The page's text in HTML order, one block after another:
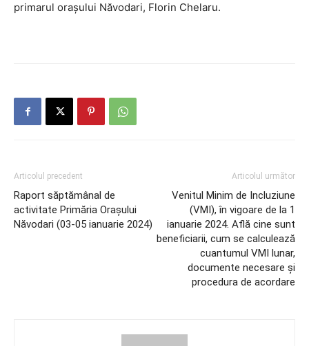
primarul orașului Năvodari, Florin Chelaru.
Articolul precedent
Raport săptămânal de
activitate Primăria Orașului
Năvodari (03-05 ianuarie 2024)
Articolul următor
Venitul Minim de Incluziune
(VMI), în vigoare de la 1
ianuarie 2024. Află cine sunt
beneficiarii, cum se calculează
cuantumul VMI lunar,
documente necesare și
procedura de acordare